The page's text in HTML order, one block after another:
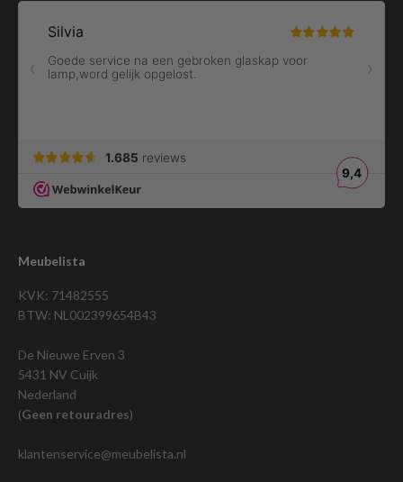
Meubelista
KVK: 71482555
BTW: NL002399654B43
De Nieuwe Erven 3
5431 NV Cuijk
Nederland
(Geen retouradres)
klantenservice@meubelista.nl